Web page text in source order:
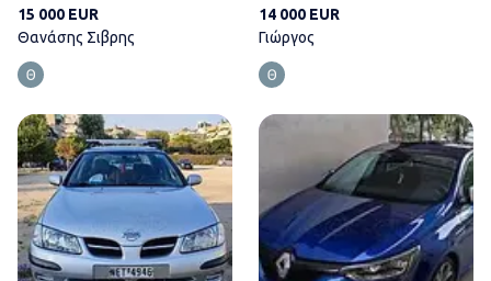
15 000 EUR
Θανάσης Σιβρης
14 000 EUR
Γιώργος
Νίκος